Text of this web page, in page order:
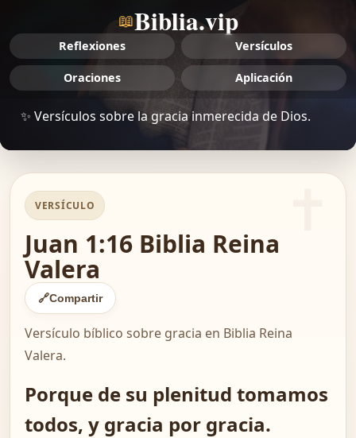
📖Biblia.vip
Reflexiones Versículos
Oraciones Aplicación
✨ Versículos sobre la gracia inmerecida de Dios.
VERSÍCULO
Juan 1:16 Biblia Reina
Valera
🔗Compartir
Versículo bíblico sobre gracia en Biblia Reina
Valera.
Porque de su plenitud tomamos
todos, y gracia por gracia.